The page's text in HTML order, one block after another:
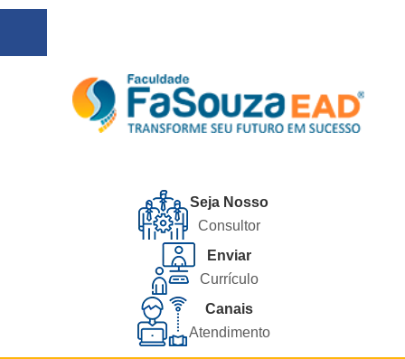
Seja Nosso
Consultor
Enviar
Currículo
Canais
Atendimento